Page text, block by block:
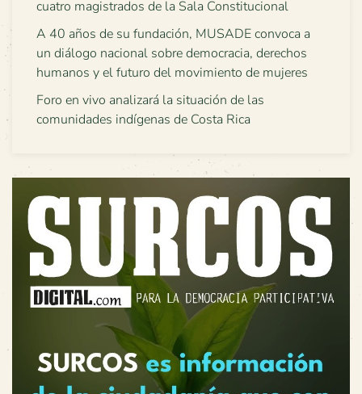
cuatro magistrados de la Sala Constitucional
A 40 años de su fundación, MUSADE convoca a
un diálogo nacional sobre democracia, derechos
humanos y el futuro del movimiento de mujeres
Foro en vivo analizará la situación de las
comunidades indígenas de Costa Rica